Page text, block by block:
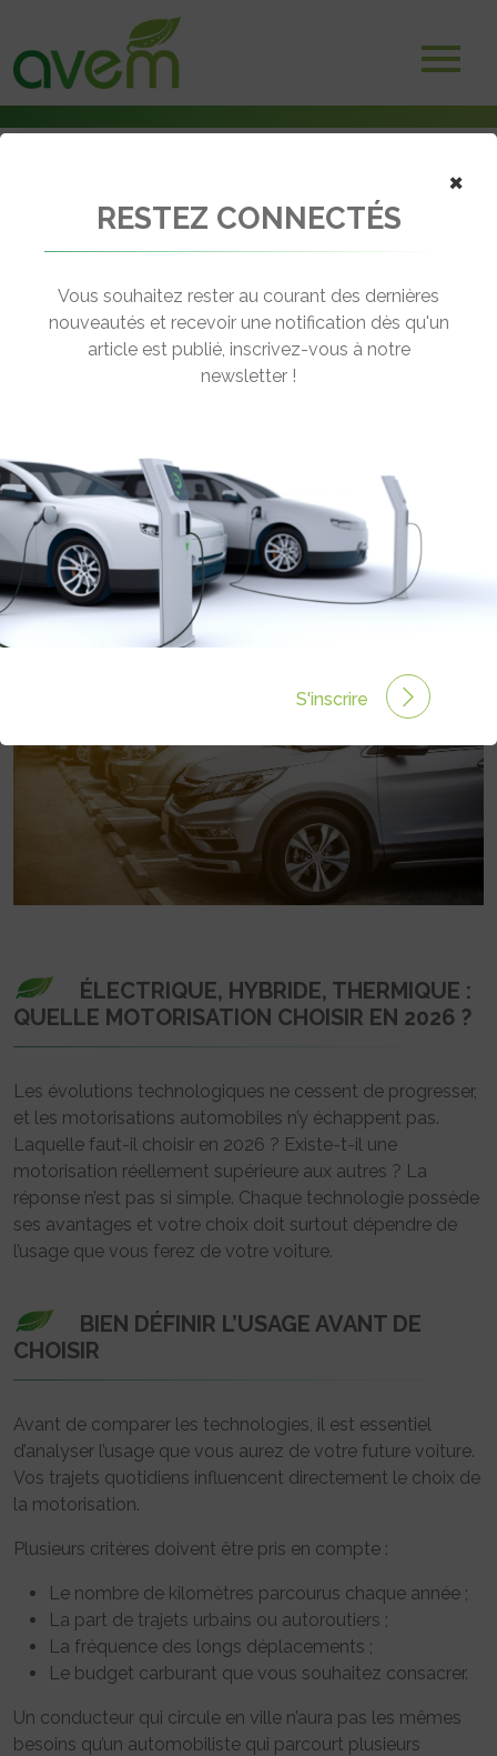
Électrique, hybride, thermique : quelle motorisation choisir en 2026
← Revenir aux actualités
ÉLECTRIQUE, HYBRIDE, THERMIQUE
: QUELLE MOTORISATION CHOISIR
EN 2026 ?
Rédigé par Publireportage le 29 Avr 2026 à 08:09
commentaires
ÉLECTRIQUE, HYBRIDE, THERMIQUE :
QUELLE MOTORISATION CHOISIR EN 2026 ?
Les évolutions technologiques ne cessent de progresser,
et les motorisations automobiles n’y échappent pas.
Laquelle faut-il choisir en 2026 ? Existe-t-il une
motorisation réellement supérieure aux autres ? La
réponse n’est pas si simple. Chaque technologie possède
ses avantages et votre choix doit surtout dépendre de
l’usage que vous ferez de votre voiture.
BIEN DÉFINIR L’USAGE AVANT DE
CHOISIR
Avant de comparer les technologies, il est essentiel
d’analyser l’usage que vous aurez de votre future voiture.
Vos trajets quotidiens influencent directement le choix de
la motorisation.
Plusieurs critères doivent être pris en compte :
Le nombre de kilomètres parcourus chaque année ;
La part de trajets urbains ou autoroutiers ;
La fréquence des longs déplacements ;
Le budget carburant que vous souhaitez consacrer.
Un conducteur qui circule en ville n’aura pas les mêmes
besoins qu’un automobiliste qui parcourt plusieurs
×
RESTEZ CONNECTÉS
Vous souhaitez rester au courant des dernières
nouveautés et recevoir une notification dès qu'un
article est publié, inscrivez-vous à notre
newsletter !
S'inscrire